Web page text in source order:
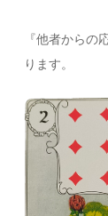
『他者からの
ります。